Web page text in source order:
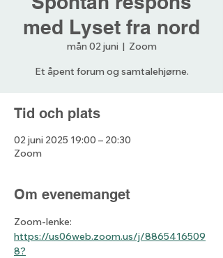
med Lyset fra nord
mån 02 juni
  |
Zoom
Et åpent forum og samtalehjørne.
Tid och plats
02 juni 2025 19:00 – 20:30
Zoom
Om evenemanget
Zoom-lenke:
https://us06web.zoom.us/j/8865416509
8?